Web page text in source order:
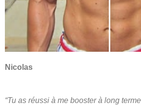
Nicolas
“Tu as réussi à me booster à long